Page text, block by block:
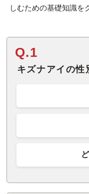
しむための基礎知識を
Q.1
キズナアイの性